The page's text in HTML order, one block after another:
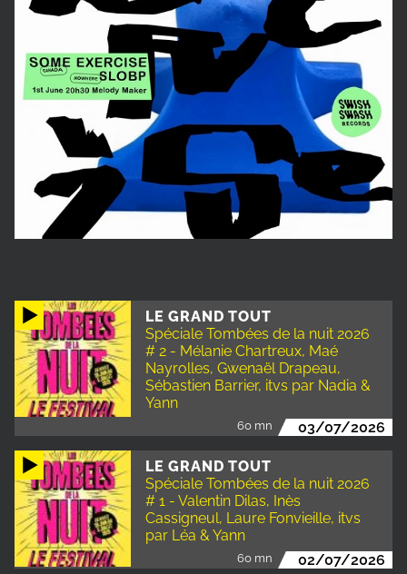
LE GRAND TOUT
Spéciale Tombées de la nuit 2026
# 2 - Mélanie Chartreux, Maé
Nayrolles, Gwenaël Drapeau,
Sébastien Barrier, itvs par Nadia &
Yann
60 mn 03/07/2026
LE GRAND TOUT
Spéciale Tombées de la nuit 2026
# 1 - Valentin Dilas, Inès
Cassigneul, Laure Fonvieille, itvs
par Léa & Yann
60 mn 02/07/2026